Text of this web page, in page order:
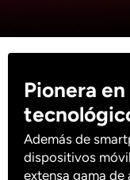
Pionera
Además de
dispositivos
extensa gama